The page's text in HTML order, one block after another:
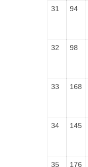
31 94
32 98
33 168
34 145
35 176